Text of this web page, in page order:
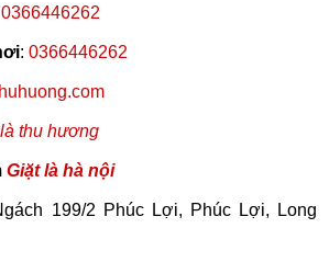
0366446262
:0366446262
thu hương
Giặt là hà nội
199/2 Phúc Lợi, Phúc Lợi, Long